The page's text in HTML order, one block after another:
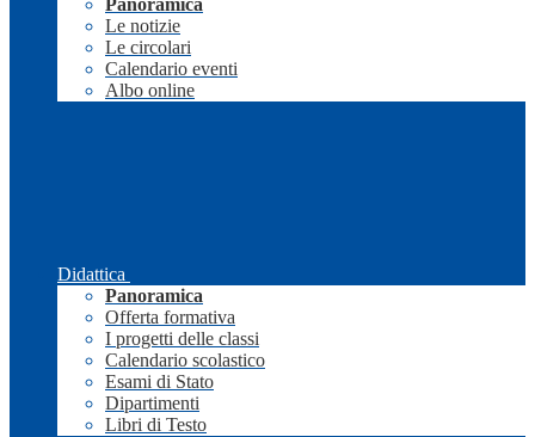
Panoramica
Le notizie
Le circolari
Calendario eventi
Albo online
Didattica
Panoramica
Offerta formativa
I progetti delle classi
Calendario scolastico
Esami di Stato
Dipartimenti
Libri di Testo